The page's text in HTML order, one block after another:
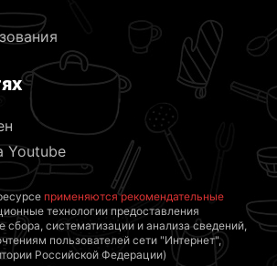
Youtube
применяются рекомендательные
технологии предоставления
систематизации и анализа сведений,
пользователей сети "Интернет",
Российской Федерации)